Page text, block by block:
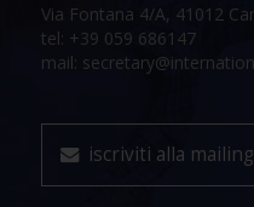
Via Fontana 4/A, 41012
tel: +39 059 686147
mail:
iscriviti alla